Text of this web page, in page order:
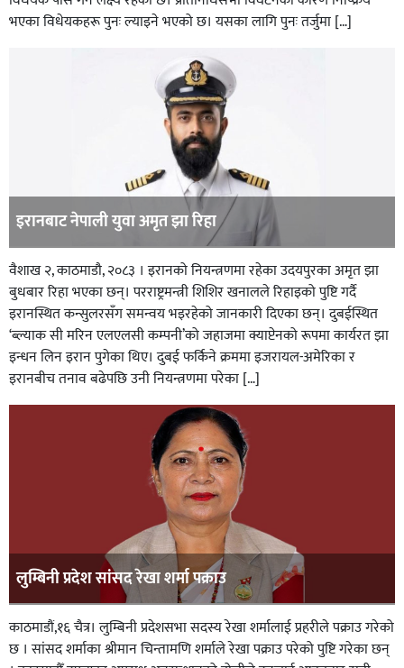
भएका विधेयकहरू पुनः ल्याइने भएको छ। यसका लागि पुनः तर्जुमा […]
इरानबाट नेपाली युवा अमृत झा रिहा
वैशाख २, काठमाडाै, २०८३ । इरानको नियन्त्रणमा रहेका उदयपुरका अमृत झा
बुधबार रिहा भएका छन्। परराष्ट्रमन्त्री शिशिर खनालले रिहाइको पुष्टि गर्दै
इरानस्थित कन्सुलरसँग समन्वय भइरहेको जानकारी दिएका छन्। दुबईस्थित
‘ब्ल्याक सी मरिन एलएलसी कम्पनी’को जहाजमा क्याप्टेनको रूपमा कार्यरत झा
इन्धन लिन इरान पुगेका थिए। दुबई फर्किने क्रममा इजरायल-अमेरिका र
इरानबीच तनाव बढेपछि उनी नियन्त्रणमा परेका […]
लुम्बिनी प्रदेश सांसद रेखा शर्मा पक्राउ
काठमाडौं,१६ चैत्र। लुम्बिनी प्रदेशसभा सदस्य रेखा शर्मालाई प्रहरीले पक्राउ गरेको
छ । सांसद शर्माका श्रीमान चिन्तामणि शर्माले रेखा पक्राउ परेको पुष्टि गरेका छन्